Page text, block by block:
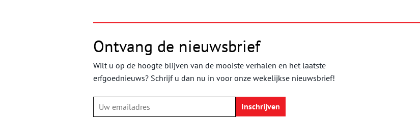
Ontvang de nieuwsbrief
Wilt u op de hoogte blijven van de mooiste verhalen en het laatste
erfgoednieuws? Schrijf u dan nu in voor onze wekelijkse nieuwsbrief!